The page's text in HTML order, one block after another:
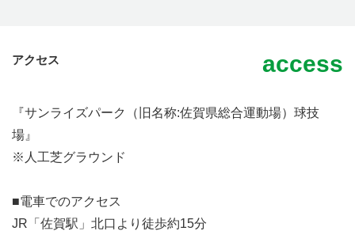
アクセス access
『サンライズパーク（旧名称:佐賀県総合運動場）球技
場』
※人工芝グラウンド
■電車でのアクセス
JR「佐賀駅」北口より徒歩約15分